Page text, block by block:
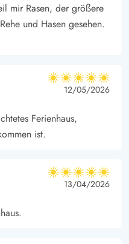
vermietet.
mir Rasen, der größere
und Hasen gesehen.
5 von 5
5 von 5
5 out of 5
12/05/2026
Ferienhaus,
ist.
5 von 5
5 von 5
5 out of 5
13/04/2026